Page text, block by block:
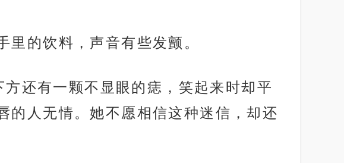
的饮料，声音有些发颤。
还有一颗不显眼的痣，笑起来时却平
的人无情。她不愿相信这种迷信，却还